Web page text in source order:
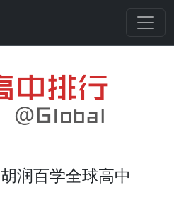
胡润百学全球高中